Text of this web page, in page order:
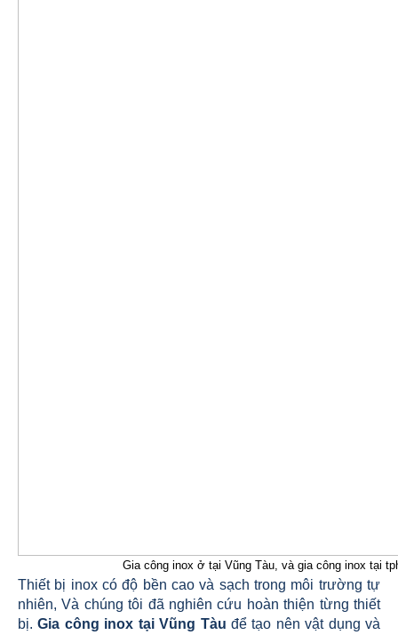
Gia công inox ở tại Vũng Tàu, và gia công inox tại
Thiết bị inox có độ bền cao và sạch trong môi trường tự
nhiên, Và chúng tôi đã nghiên cứu hoàn thiện từng thiết
bị.Gia công inox tại Vũng Tàu để tạo nên vật dụng và